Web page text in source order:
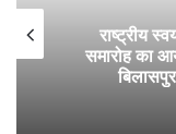
राष्ट्रीय
समारोह का